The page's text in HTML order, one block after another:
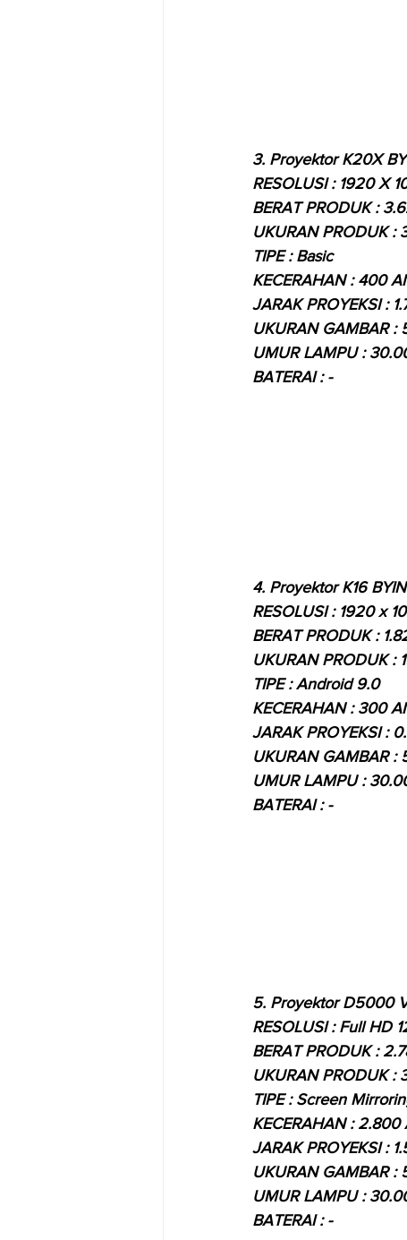
3. Proyektor K20X
RESOLUSI : 1920 X
BERAT PRODUK :
UKURAN PRODUK :
TIPE : Basic
KECERAHAN : 400
JARAK PROYEKSI :
UKURAN GAMBAR :
UMUR LAMPU :
BATERAI : -
4. Proyektor K16
RESOLUSI : 1920 x
BERAT PRODUK :
UKURAN PRODUK :
TIPE : Android 9.0
KECERAHAN : 300
JARAK PROYEKSI :
UKURAN GAMBAR :
UMUR LAMPU :
BATERAI : -
5. Proyektor D5000
RESOLUSI : Full HD
BERAT PRODUK :
UKURAN PRODUK :
TIPE : Screen
KECERAHAN :
JARAK PROYEKSI :
UKURAN GAMBAR :
UMUR LAMPU :
BATERAI : -